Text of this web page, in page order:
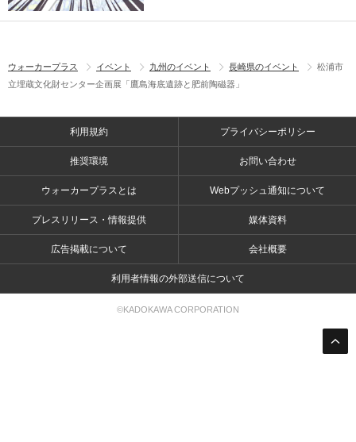
ウォーカープラス イベント 九州のイベント 長崎県のイベント
松浦市
立埋蔵文化財センター企画展「鷹島海底遺跡と肥前陶磁器」
利用規約 プライバシーポリシー
推奨環境 お問い合わせ
ウォーカープラスとは Webプッシュ通知について
プレスリリース・情報提供 媒体資料
広告掲載について 会社概要
利用者情報の外部送信について
©KADOKAWA CORPORATION